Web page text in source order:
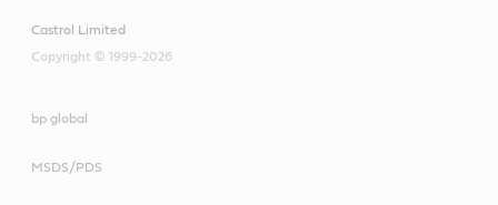
Castrol Limited
Copyright © 1999-2026
bp global
MSDS/PDS